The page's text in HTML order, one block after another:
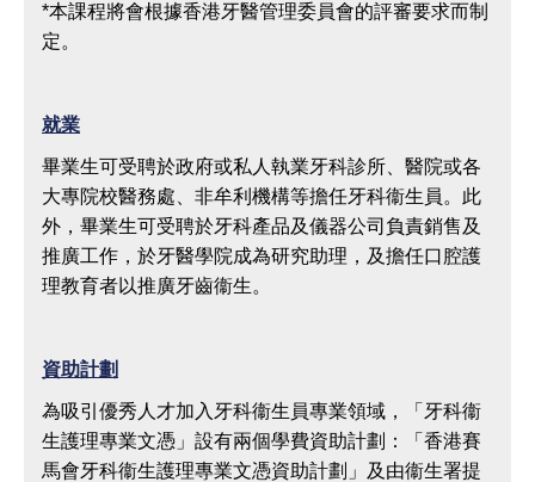
*本課程將會根據香港牙醫管理委員會的評審要求而制
定。
就業
畢業生可受聘於政府或私人執業牙科診所、醫院或各
大專院校醫務處、非牟利機構等擔任牙科衞生員。此
外，畢業生可受聘於牙科產品及儀器公司負責銷售及
推廣工作，於牙醫學院成為研究助理，及擔任口腔護
理教育者以推廣牙齒衞生。
資助計劃
為吸引優秀人才加入牙科衞生員專業領域，「牙科衞
生護理專業文憑」設有兩個學費資助計劃：「香港賽
馬會牙科衞生護理專業文憑資助計劃」及由衞生署提